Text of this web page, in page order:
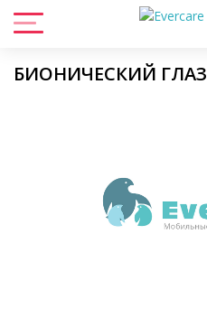
БИОНИЧЕСКИЙ ГЛАЗ